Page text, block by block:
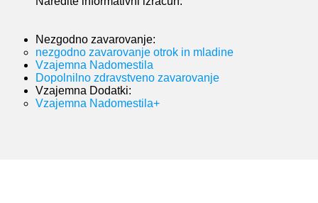
Nezgodno zavarovanje:
nezgodno zavarovanje otrok in mladine
Vzajemna Nadomestila
Dopolnilno zdravstveno zavarovanje
Vzajemna Dodatki:
Vzajemna Nadomestila+